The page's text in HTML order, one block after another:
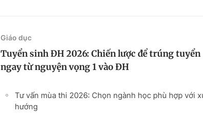
Giáo dục
Tuyển sinh ĐH 2026: Chiến lược để trúng tuyển
ngay từ nguyện vọng 1 vào ĐH
Tư vấn mùa thi 2026: Chọn ngành học phù hợp với
hướng